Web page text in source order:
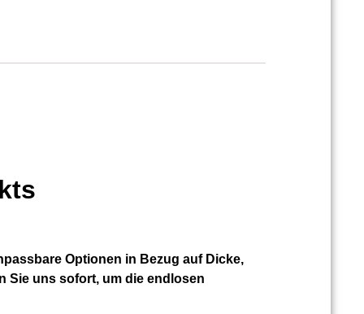
Optionen in Bezug auf Dicke,
Sie uns sofort, um die endlosen